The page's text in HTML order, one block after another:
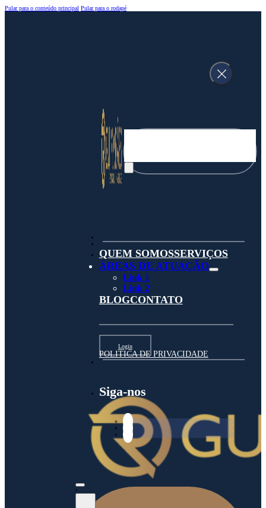
Pular para o conteúdo principal Pular para o rodapé
QUEM SOMOSSERVIÇOS
ÁREAS DE ATUAÇÃO
Link 1
Link 2
BLOGCONTATO
Login
POLITICA DE PRIVACIDADE
Siga-nos